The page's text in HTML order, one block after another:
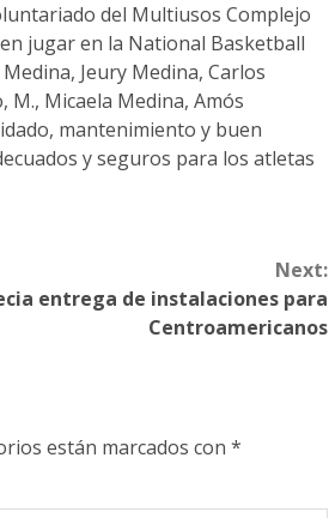
del Multiusos Complejo
jugar en la National Basketball
Jeury Medina, Carlos
M., Micaela Medina, Amós
mantenimiento y buen
y seguros para los atletas
Next:
entrega de instalaciones para
Centroamericanos
están marcados con *